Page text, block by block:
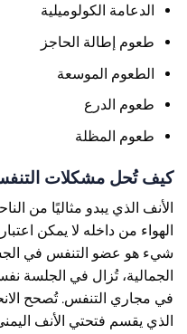
الدعامة الكولوميلية
طعوم إطالة الحاجز
الطعوم الموسعة
طعوم الدرع
طعوم المظلة
كيف تُحل مشكلات
الأنف الذي يبدو مثاليًا من
الهواء من داخله لا يمكن
شيء هو عضو التنفس في
الجمالية، تُزال في الجلسة
في مجاري التنفس. تُصحح
الذي يقسم فتحتي الأنف